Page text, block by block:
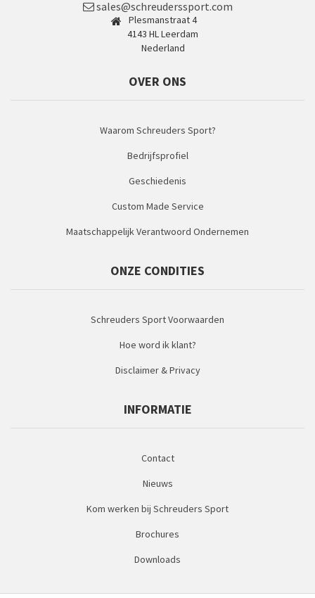
sales@schreuderssport.com
Plesmanstraat 4
4143 HL Leerdam
Nederland
OVER ONS
Waarom Schreuders Sport?
Bedrijfsprofiel
Geschiedenis
Custom Made Service
Maatschappelijk Verantwoord Ondernemen
ONZE CONDITIES
Schreuders Sport Voorwaarden
Hoe word ik klant?
Disclaimer & Privacy
INFORMATIE
Contact
Nieuws
Kom werken bij Schreuders Sport
Brochures
Downloads